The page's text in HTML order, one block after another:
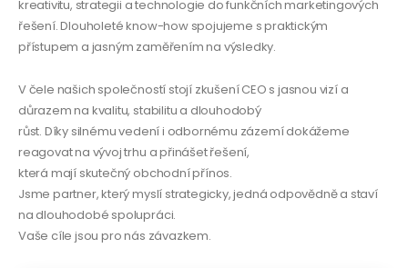
kreativitu, strategii a technologie do funkčních marketingových
řešení. Dlouholeté know-how spojujeme s praktickým
přístupem a jasným zaměřením na výsledky.
V čele našich společností stojí zkušení CEO s jasnou vizí a
důrazem na kvalitu, stabilitu a dlouhodobý
růst. Díky silnému vedení i odbornému zázemí dokážeme
reagovat na vývoj trhu a přinášet řešení,
která mají skutečný obchodní přínos.
Jsme partner, který myslí strategicky, jedná odpovědně a staví
na dlouhodobé spolupráci.
Vaše cíle jsou pro nás závazkem.